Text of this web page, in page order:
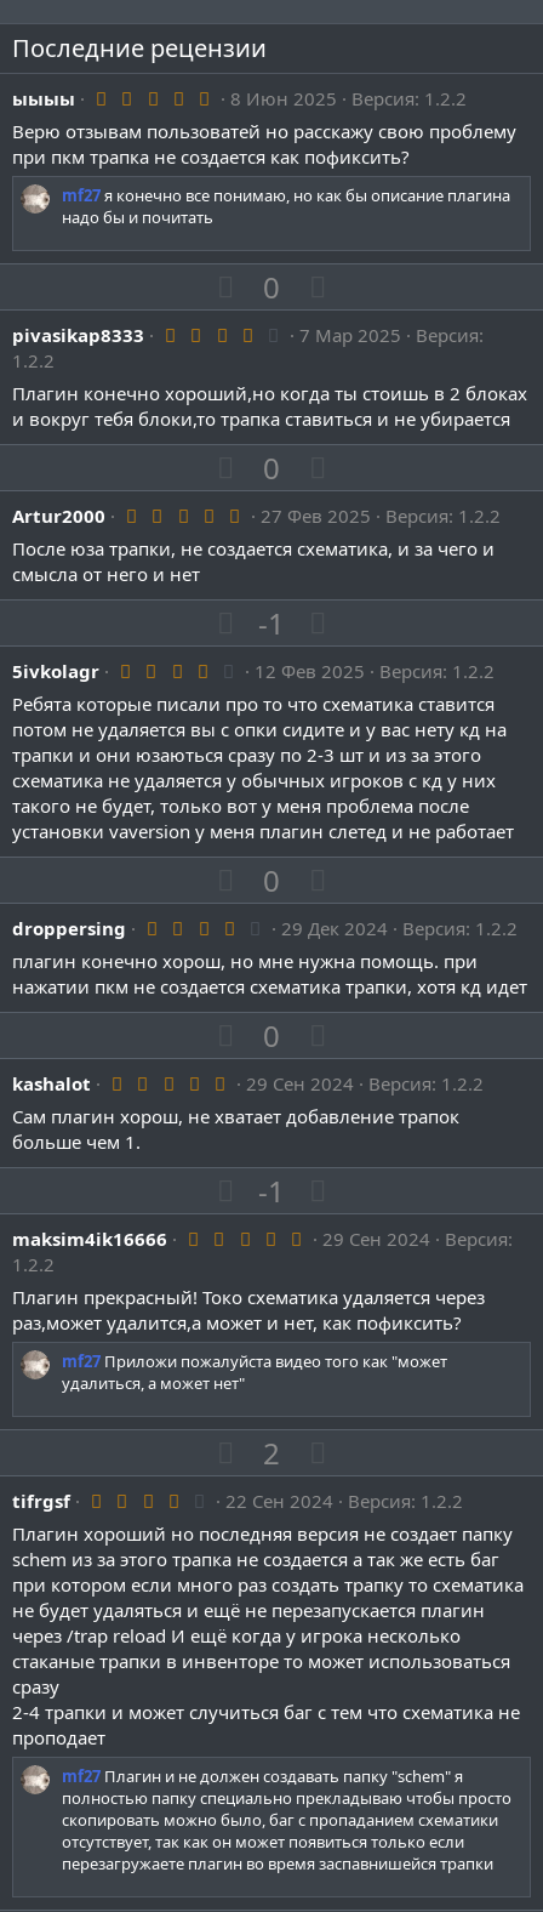
Последние рецензии
ыыыы 5
0
0
з
в
ё
8 Июн 2025
Версия: 1.2.2
Верю отзывам пользоватей но расскажу свою проблему
при пкм трапка не создается как пофиксить?
mf27я конечно все понимаю, но как бы описание плагина
надо бы и почитать
П
о
з
т
и
н
ы
й
о
л
о
с
0
е
г
т
и
н
ы
й
о
о
с
pivasikap8333 4
0
з
в
ё
7 Мар 2025
Версия:
1.2.2
Плагин конечно хороший,но когда ты стоишь в 2 блоках
и вокруг тебя блоки,то трапка ставиться и не убирается
П
о
з
и
и
в
н
ы
й
г
о
л
о
0
е
г
а
и
в
н
ы
й
г
о
л
о
Artur2000 5
0
в
з
27 Фев 2025
Версия: 1.2.2
После юза трапки, не создается схематика, и за чего и
смысла от него и нет
П
о
з
и
т
и
в
н
ы
г
о
л
о
-1
е
г
а
т
и
в
н
ы
г
о
л
о
5ivkolagr 4
0
0
з
в
ё
з
д
12 Фев 2025
Версия: 1.2.2
Ребята которые писали про то что схематика ставится
потом не удаляется вы с опки сидите и у вас нету кд на
трапки и они юзаються сразу по 2-3 шт и из за этого
схематика не удаляется у обычных игроков с кд у них
такого не будет, только вот у меня проблема после
установки vaversion у меня плагин слетед и не работает
П
о
з
и
т
и
в
н
ы
г
о
л
о
с
0
е
г
а
т
и
в
н
ы
г
л
о
с
droppersing 4
0
0
з
в
ё
з
д
29 Дек 2024
Версия: 1.2.2
плагин конечно хорош, но мне нужна помощь. при
нажатии пкм не создается схематика трапки, хотя кд идет
П
о
з
и
и
в
н
й
г
о
л
о
с
0
е
г
а
и
в
н
й
г
о
о
с
kashalot 5
0
в
з
д
29 Сен 2024
Версия: 1.2.2
Сам плагин хорош, не хватает добавление трапок
больше чем 1.
П
о
з
т
и
в
н
ы
г
о
л
о
с
-1
е
г
т
и
в
ы
г
о
л
о
с
maksim4ik16666 5
0
з
в
ё
з
29 Сен 2024
Версия:
1.2.2
Плагин прекрасный! Токо схематика удаляется через
раз,может удалится,а может и нет, как пофиксить?
mf27 Приложи пожалуйста видео того как "может
удалиться, а может нет"
о
з
и
т
и
в
н
ы
й
о
л
о
с
2
е
г
а
т
и
в
н
й
о
л
о
с
tifrgsf 4
0
0
з
в
ё
з
д
22 Сен 2024
Версия: 1.2.2
Плагин хороший но последняя версия не создает папку
schem из за этого трапка не создается а так же есть баг
при котором если много раз создать трапку то схематика
не будет удаляться и ещё не перезапускается плагин
через /trap reload И ещё когда у игрока несколько
стаканые трапки в инвенторе то может использоваться
сразу
2-4 трапки и может случиться баг с тем что схематика не
проподает
mf27 Плагин и не должен создавать папку "schem" я
полностью папку специально прекладываю чтобы просто
скопировать можно было, баг с пропаданием схематики
отсутствует, так как он может появиться только если
перезагружаете плагин во время заспавнишейся трапки